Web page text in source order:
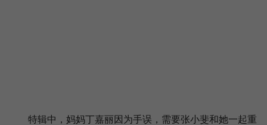
特辑中，妈妈丁嘉丽因为手误，需要张小斐和她一起重